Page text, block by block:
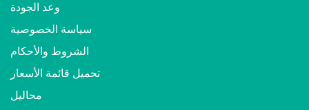
وعد الجودة
سياسة الخصوصية
الشروط والأحكام
تحميل قائمة الأسعار
محاليل